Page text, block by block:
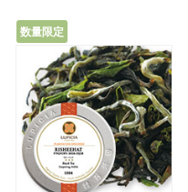
数量限定